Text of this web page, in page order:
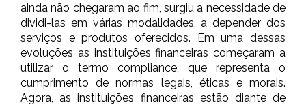
ainda não chegaram ao fim, surgiu a necessidade de
dividi-las em várias modalidades, a depender dos
serviços e produtos oferecidos. Em uma dessas
evoluções as instituições financeiras começaram a
utilizar o termo compliance, que representa o
cumprimento de normas legais, éticas e morais.
Agora, as instituições financeiras estão diante de